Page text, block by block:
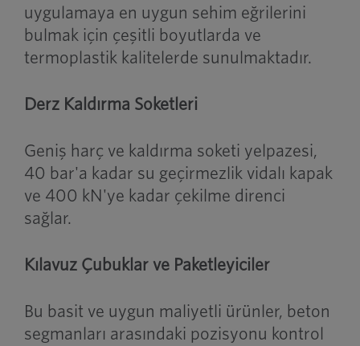
uygulamaya en uygun sehim eğrilerini
bulmak için çeşitli boyutlarda ve
termoplastik kalitelerde sunulmaktadır.
Derz Kaldırma Soketleri
Geniş harç ve kaldırma soketi yelpazesi,
40 bar'a kadar su geçirmezlik vidalı kapak
ve 400 kN'ye kadar çekilme direnci
sağlar.
Kılavuz Çubuklar ve Paketleyiciler
Bu basit ve uygun maliyetli ürünler, beton
segmanları arasındaki pozisyonu kontrol